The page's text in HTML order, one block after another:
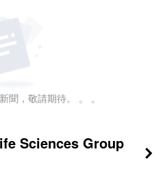
聞，敬請期待。 。 。
Sciences Group
